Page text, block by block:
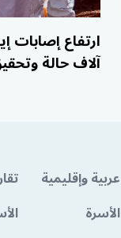
آلاف حالة
عربية وإقليمية
الأسرة